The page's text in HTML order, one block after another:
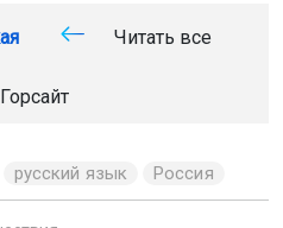
сообщили, что на
10–12 лет. Когда
скрылись. Инцидент